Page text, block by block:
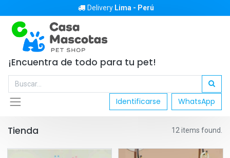
Delivery Lima - Perú
¡Encuentra de todo para tu pet!
Identificarse WhatsApp
Tienda 12 items found.